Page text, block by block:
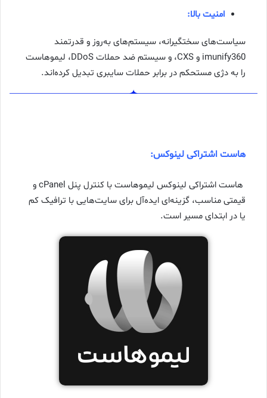
امنیت بالا:
سیاست‌های سختگیرانه، سیستم‌های به‌روز و قدرتمند
imunify360 و CXS، و سیستم ضد حملات DDoS، لیموهاست
را به دژی مستحکم در برابر حملات سایبری تبدیل کرده‌اند.
هاست اشتراکی لینوکس:
هاست اشتراکی لینوکس لیموهاست با کنترل پنل cPanel و
قیمتی مناسب، گزینه‌ای ایده‌آل برای سایت‌هایی با ترافیک کم
یا در ابتدای مسیر است.